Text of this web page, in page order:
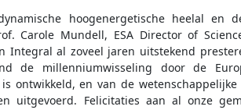
hoogenergetische heelal en
Carole Mundell, ESA Director of
Integral al zoveel jaren uitstekend
de millenniumwisseling door de
ontwikkeld, en van de
uitgevoerd. Felicitaties aan al onze